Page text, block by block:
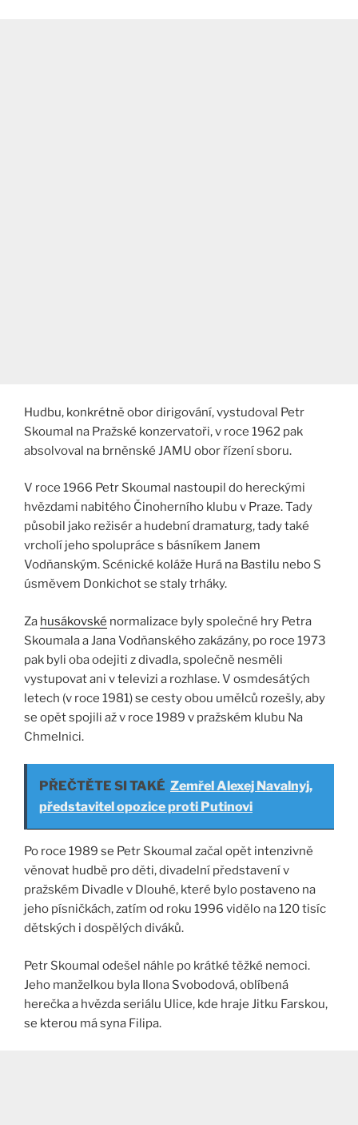
Hudbu, konkrétně obor dirigování, vystudoval Petr
Skoumal na Pražské konzervatoři, v roce 1962 pak
absolvoval na brněnské JAMU obor řízení sboru.
V roce 1966 Petr Skoumal nastoupil do hereckými
hvězdami nabitého Činoherního klubu v Praze. Tady
působil jako režisér a hudební dramaturg, tady také
vrcholí jeho spolupráce s básníkem Janem
Vodňanským. Scénické koláže Hurá na Bastilu nebo S
úsměvem Donkichot se staly trháky.
Za husákovské normalizace byly společné hry Petra
Skoumala a Jana Vodňanského zakázány, po roce 1973
pak byli oba odejiti z divadla, společně nesměli
vystupovat ani v televizi a rozhlase. V osmdesátých
letech (v roce 1981) se cesty obou umělců rozešly, aby
se opět spojili až v roce 1989 v pražském klubu Na
Chmelnici.
PŘEČTĚTE SI TAKÉ Zemřel Alexej Navalnyj,
představitel opozice proti Putinovi
Po roce 1989 se Petr Skoumal začal opět intenzivně
věnovat hudbě pro děti, divadelní představení v
pražském Divadle v Dlouhé, které bylo postaveno na
jeho písničkách, zatím od roku 1996 vidělo na 120 tisíc
dětských i dospělých diváků.
Petr Skoumal odešel náhle po krátké těžké nemoci.
Jeho manželkou byla Ilona Svobodová, oblíbená
herečka a hvězda seriálu Ulice, kde hraje Jitku Farskou,
se kterou má syna Filipa.